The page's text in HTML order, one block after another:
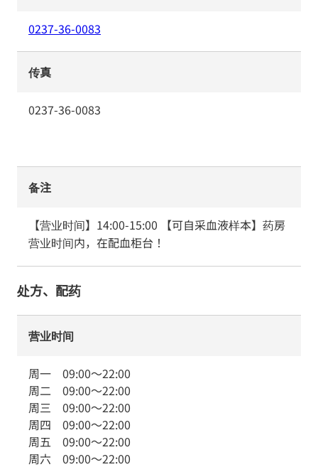
0237-36-0083
传真
0237-36-0083
备注
【营业时间】14:00-15:00 【可自采血液样本】药房
营业时间内，在配血柜台！
处方、配药
营业时间
周一 09:00～22:00
周二 09:00～22:00
周三 09:00～22:00
周四 09:00～22:00
周五 09:00～22:00
周六 09:00～22:00